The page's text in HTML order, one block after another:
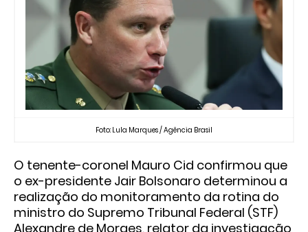
Foto: Lula Marques / Agência Brasil
O tenente-coronel Mauro Cid confirmou que
o ex-presidente Jair Bolsonaro determinou a
realização do monitoramento da rotina do
ministro do Supremo Tribunal Federal (STF)
Alexandre de Moraes, relator da investigação